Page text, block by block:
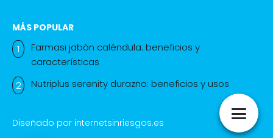
MÁS POPULAR
Farmasi jabón caléndula: beneficios y
características
Nutriplus serenity durazno: beneficios y usos
Diseñado por internetsinriesgos.es